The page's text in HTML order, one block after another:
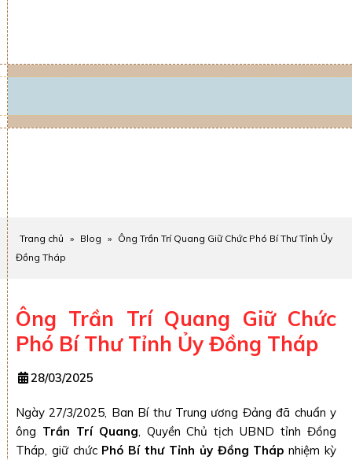
Trang chủ » Blog » Ông Trần Trí Quang Giữ Chức Phó Bí Thư Tỉnh Ủy
Đồng Tháp
Ông Trần Trí Quang Giữ Chức
Phó Bí Thư Tỉnh Ủy Đồng Tháp
28/03/2025
Ngày 27/3/2025, Ban Bí thư Trung ương Đảng đã chuẩn y
ông Trần Trí Quang, Quyền Chủ tịch UBND tỉnh Đồng
Tháp, giữ chức Phó Bí thư Tỉnh ủy Đồng Tháp nhiệm kỳ